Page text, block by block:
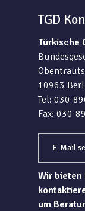
TGD
Türkische
10963
Tel: 030-
Fax: 030-
E-Mail
Wir bieten
um